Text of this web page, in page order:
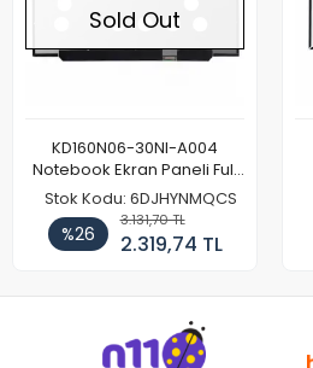
Sold Out
KD160N06-30NI-A004
Notebook Ekran Paneli Full
HD
Stok Kodu: 6DJHYNMQCS
%26
3.131,70 TL
2.319,74 TL